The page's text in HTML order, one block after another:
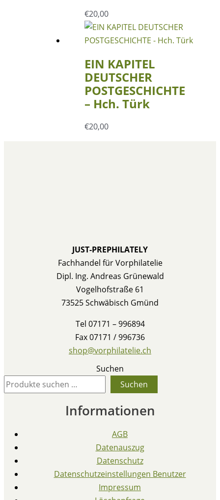
€20,00
EIN KAPITEL
DEUTSCHER
POSTGESCHICHTE
– Hch. Türk
€20,00
JUST-PREPHILATELY
Fachhandel für Vorphilatelie
Dipl. Ing. Andreas Grünewald
Vogelhofstraße 61
73525 Schwäbisch Gmünd
Tel 07171 – 996894
Fax 07171 / 996736
shop@vorphilatelie.ch
Suchen
Suchen
Informationen
AGB
Datenauszug
Datenschutz
Datenschutzeinstellungen Benutzer
Impressum